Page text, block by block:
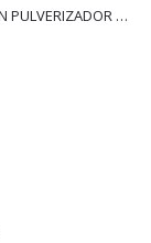
MICRODOR® AMBIENT PRO CON PULVERIZADOR (LB08)